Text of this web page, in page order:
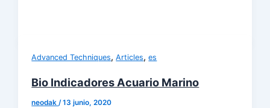
Advanced Techniques,Articles,es
Bio Indicadores Acuario Marino
neodak/13 junio, 2020